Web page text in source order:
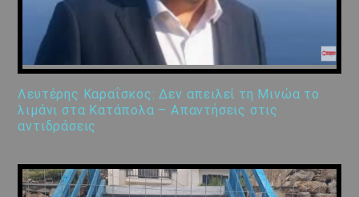
Λευτέρης Καραΐσκος: Δεν απειλεί τη Μινώα το
λιμάνι στα Κατάπολα – Απαντήσεις στις
αντιδράσεις